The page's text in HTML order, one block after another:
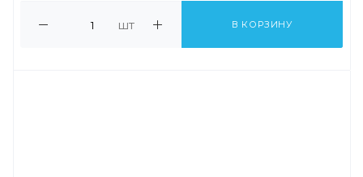
шт В КОРЗИНУ